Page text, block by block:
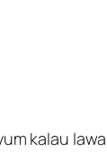
kalau